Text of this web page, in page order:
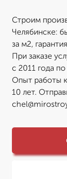
Строим
Челябинске:
за м2,
При заказе
с 2011 года
Опыт работы
10 лет.